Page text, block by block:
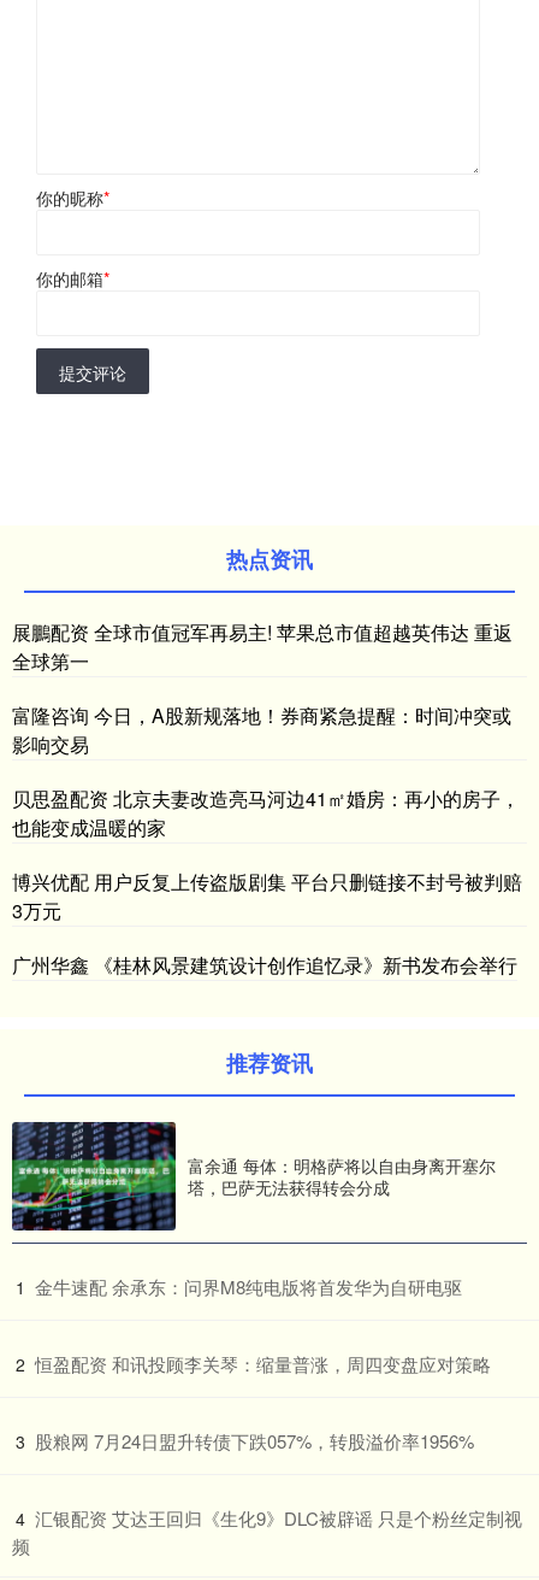
你的昵称*
你的邮箱*
提交评论
热点资讯
展鵬配资 全球市值冠军再易主! 苹果总市值超越英伟达 重返
全球第一
富隆咨询 今日，A股新规落地！券商紧急提醒：时间冲突或
影响交易
贝思盈配资 北京夫妻改造亮马河边41㎡婚房：再小的房子，
也能变成温暖的家
博兴优配 用户反复上传盗版剧集 平台只删链接不封号被判赔
3万元
广州华鑫 《桂林风景建筑设计创作追忆录》新书发布会举行
推荐资讯
富余通 每体：明格萨将以自由身离开塞尔
塔，巴萨无法获得转会分成
1 ​金牛速配 余承东：问界M8纯电版将首发华为自研电驱
2 ​恒盈配资 和讯投顾李关琴：缩量普涨，周四变盘应对策略
3 ​股粮网 7月24日盟升转债下跌057%，转股溢价率1956%
4 ​汇银配资 艾达王回归《生化9》DLC被辟谣 只是个粉丝定制视
频